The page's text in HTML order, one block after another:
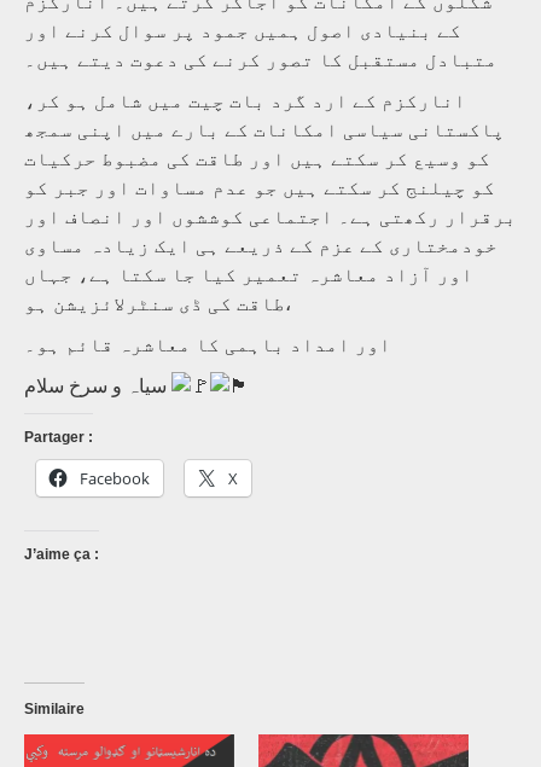
کے بنیادی اصول ہمیں جمود پر سوال کرنے اور
متبادل مستقبل کا تصور کرنے کی دعوت دیتے ہیں۔
انارکزم کے ارد گرد بات چیت میں شامل ہو کر،
پاکستانی سیاسی امکانات کے بارے میں اپنی سمجھ
کو وسیع کر سکتے ہیں اور طاقت کی مضبوط حرکیات
کو چیلنج کر سکتے ہیں جو عدم مساوات اور جبر کو
برقرار رکھتی ہے۔ اجتماعی کوششوں اور انصاف اور
خودمختاری کے عزم کے ذریعے ہی ایک زیادہ مساوی
اور آزاد معاشرہ تعمیر کیا جا سکتا ہے، جہاں
طاقت کی ڈی سنٹرلائزیشن ہو،
اور امداد باہمی کا معاشرہ قائم ہو۔
Partager :
Facebook X
J’aime ça :
Similaire